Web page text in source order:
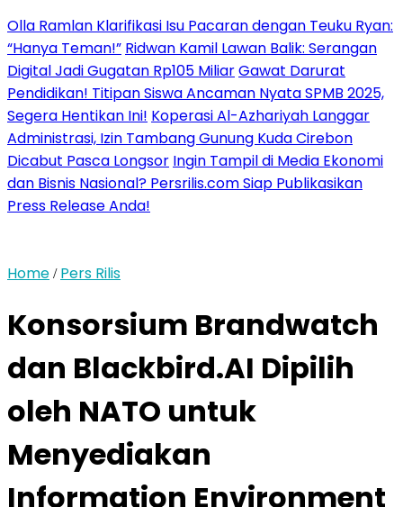
Olla Ramlan Klarifikasi Isu Pacaran dengan Teuku Ryan:
“Hanya Teman!” Ridwan Kamil Lawan Balik: Serangan
Digital Jadi Gugatan Rp105 MiliarGawat Darurat
Pendidikan! Titipan Siswa Ancaman Nyata SPMB 2025,
Segera Hentikan Ini! Koperasi Al-Azhariyah Langgar
Administrasi, Izin Tambang Gunung Kuda Cirebon
Dicabut Pasca Longsor Ingin Tampil di Media Ekonomi
dan Bisnis Nasional? Persrilis.com Siap Publikasikan
Press Release Anda!
Home / Pers Rilis
Konsorsium Brandwatch
dan Blackbird.AI Dipilih
oleh NATO untuk
Menyediakan
Information Environment